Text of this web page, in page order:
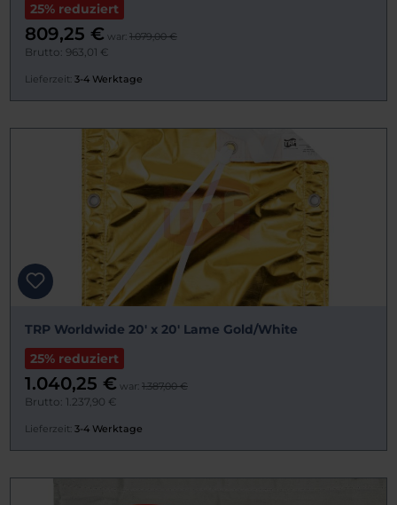
25% reduziert
809,25 € war: 1.079,00 €
Brutto: 963,01 €
Lieferzeit: 3-4 Werktage
TRP Worldwide 20' x 20' Lame Gold/White
25% reduziert
1.040,25 € war: 1.387,00 €
Brutto: 1.237,90 €
Lieferzeit: 3-4 Werktage